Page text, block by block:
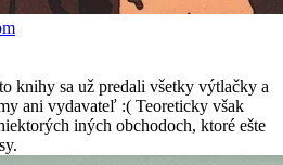
knihy sa už predali všetky výtlačky a
ani vydavateľ :( Teoreticky však
iných obchodoch, ktoré ešte